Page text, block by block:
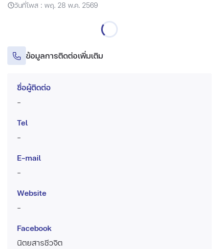
วันที่โพส : พฤ. 28 พ.ค. 2569
ข้อมูลการติดต่อเพิ่มเติม
ชื่อผู้ติดต่อ
-
Tel
-
E-mail
-
Website
-
Facebook
นิตยสารชีวจิต